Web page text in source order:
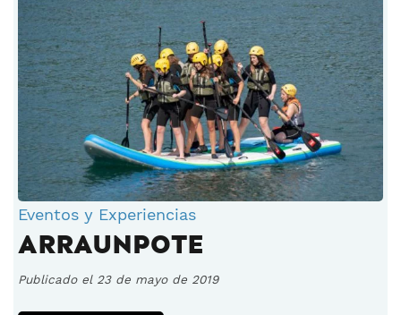
Eventos y Experiencias
ARRAUNPOTE
Publicado el 23 de mayo de 2019